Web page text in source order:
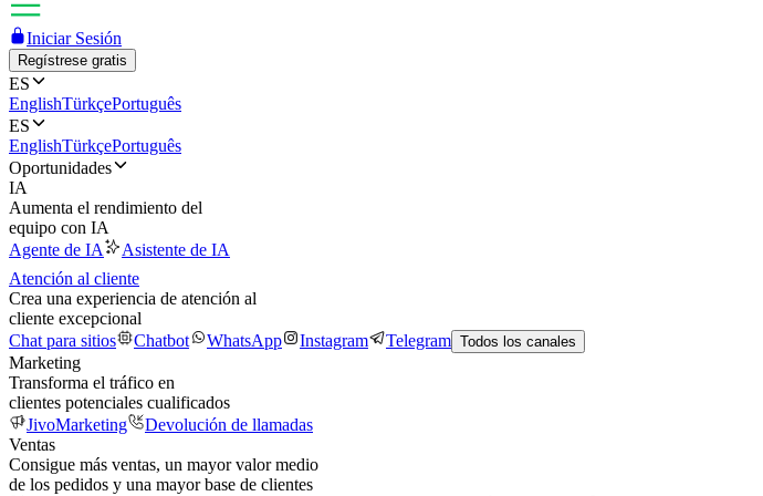
Iniciar Sesión
Regístrese gratis
ES
EnglishTürkçePortuguês
ES
EnglishTürkçePortuguês
Oportunidades
IA
Aumenta el rendimiento del
equipo con IA
Agente de IA
Asistente de IA
Atención al cliente
Crea una experiencia de atención al
cliente excepcional
Chat para sitios
Chatbot WhatsApp Instagram Telegram Todos los canales
Marketing
Transforma el tráfico en
clientes potenciales cualificados
JivoMarketing
Devolución de llamadas
Ventas
Consigue más ventas, un mayor valor medio
de los pedidos y una mayor base de clientes